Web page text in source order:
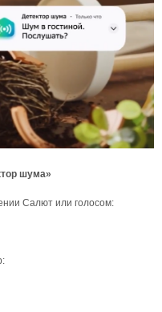
шума»
Салют или голосом: